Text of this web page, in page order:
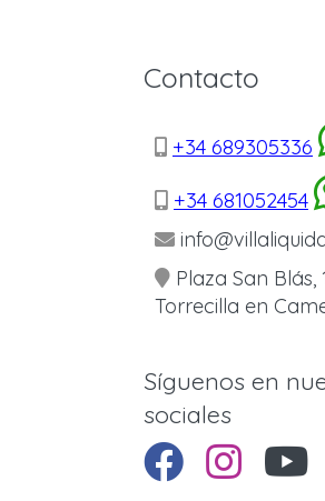
Contacto
+34 689305336
+34 681052454
Plaza San Blás,
Torrecilla en
Síguenos en
sociales